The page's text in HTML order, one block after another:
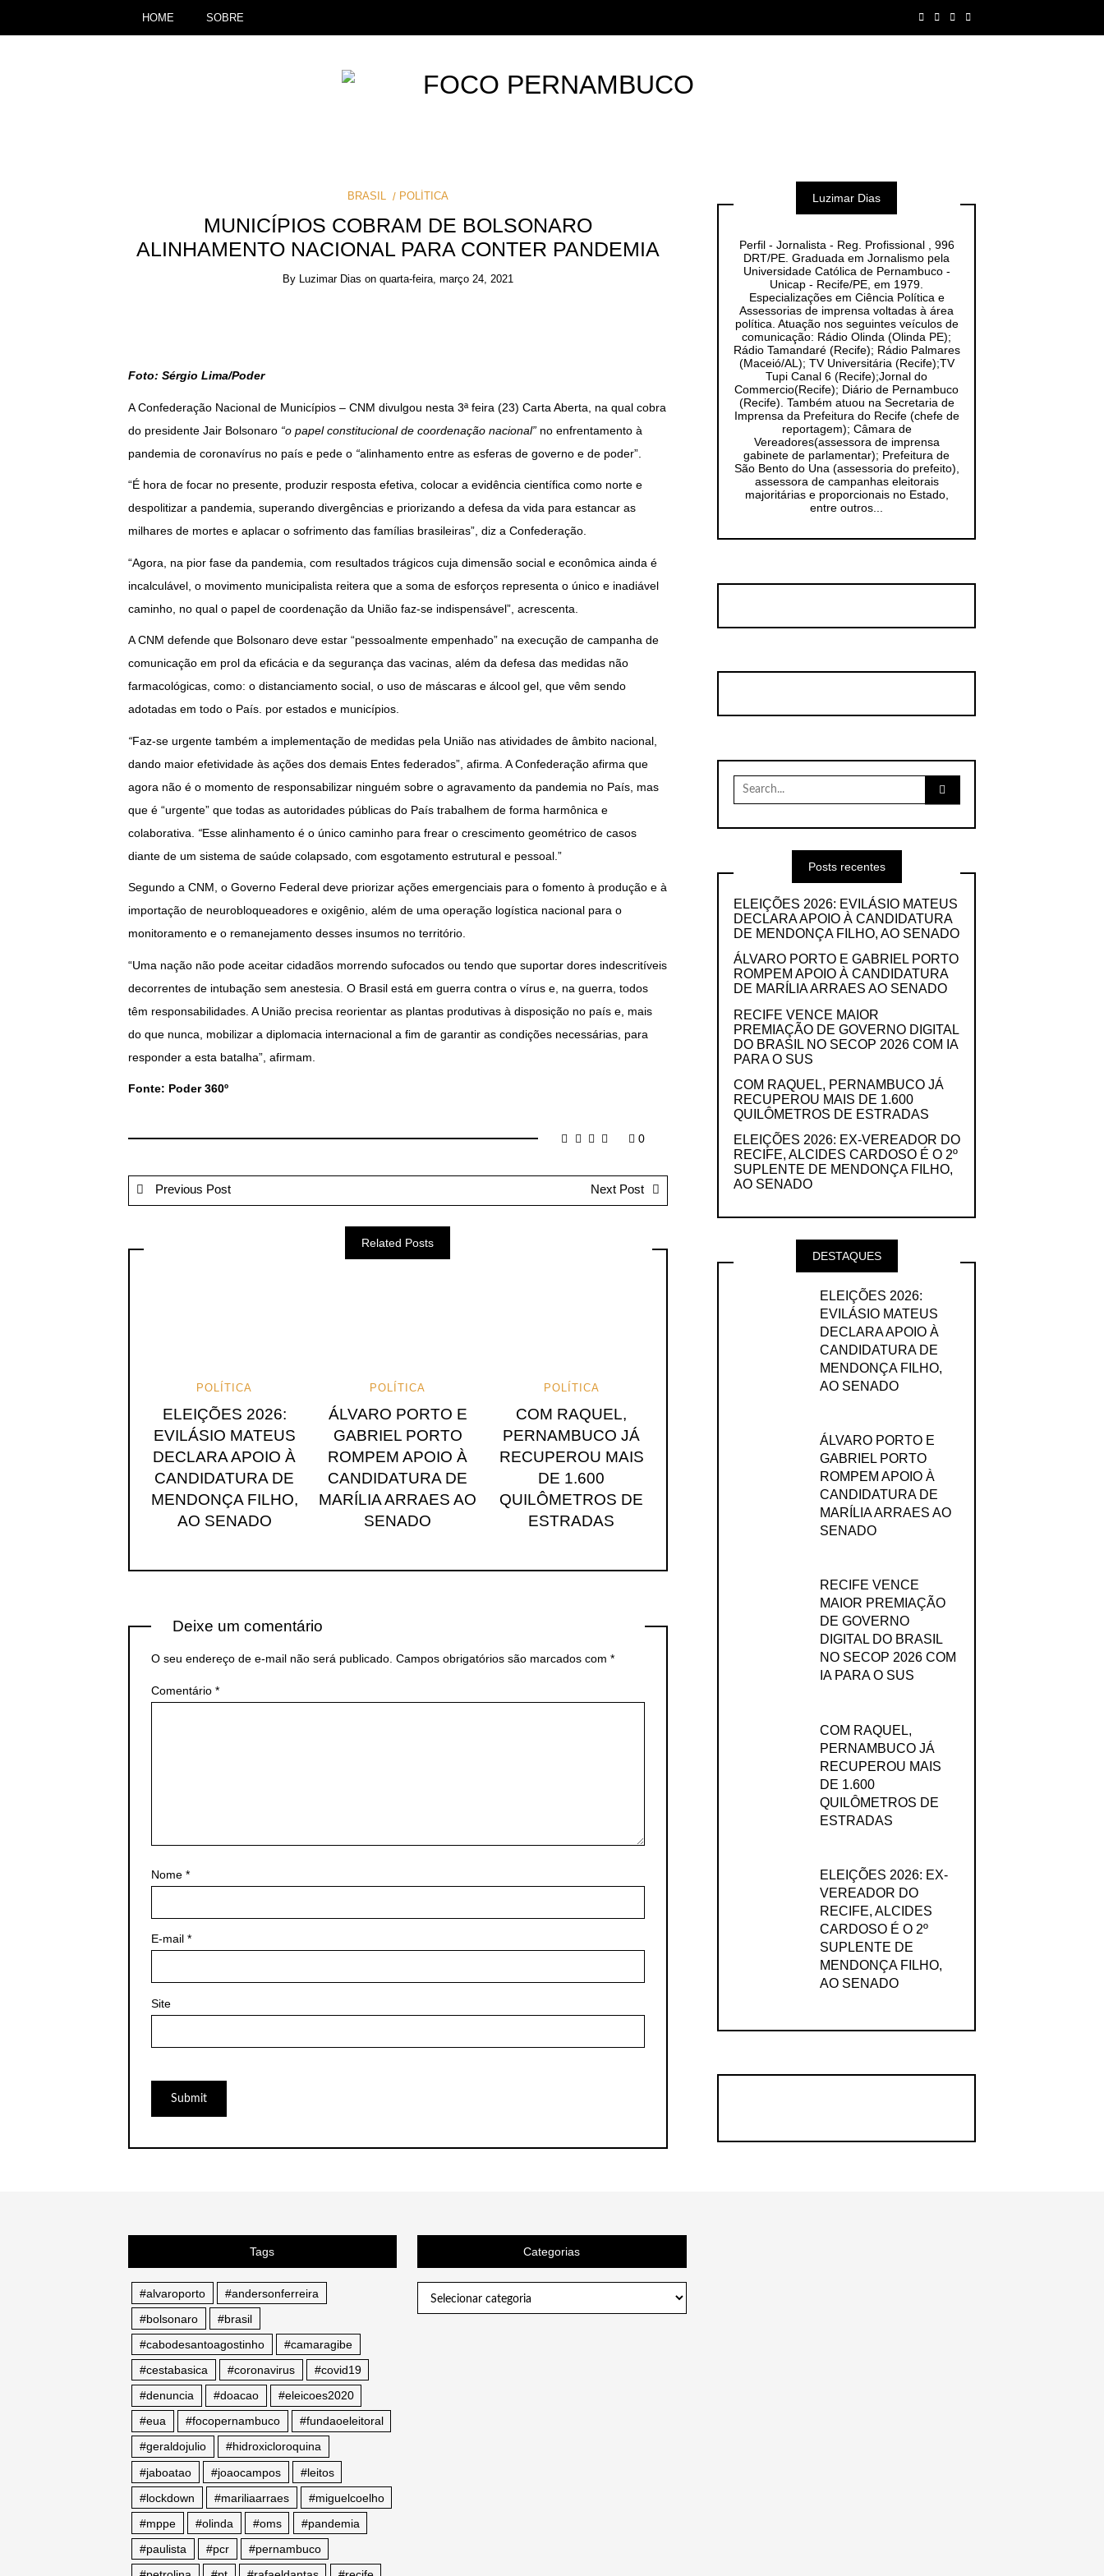
HOME SOBRE
BRASIL POLÍTICA
MUNICÍPIOS COBRAM DE BOLSONARO
ALINHAMENTO NACIONAL PARA CONTER PANDEMIA
By Luzimar Dias on quarta-feira, março 24, 2021
Foto: Sérgio Lima/Poder
A Confederação Nacional de Municípios – CNM divulgou nesta 3ª feira (23) Carta Aberta, na qual cobra
do presidente Jair Bolsonaro “o papel constitucional de coordenação nacional”no enfrentamento à
pandemia de coronavírus no país e pede o “alinhamento entre as esferas de governo e de poder”.
“É hora de focar no presente, produzir resposta efetiva, colocar a evidência científica como norte e
despolitizar a pandemia, superando divergências e priorizando a defesa da vida para estancar as
milhares de mortes e aplacar o sofrimento das famílias brasileiras”, diz a Confederação.
“Agora, na pior fase da pandemia, com resultados trágicos cuja dimensão social e econômica ainda é
incalculável, o movimento municipalista reitera que a soma de esforços representa o único e inadiável
caminho, no qual o papel de coordenação da União faz-se indispensável”, acrescenta.
A CNM defende que Bolsonaro deve estar “pessoalmente empenhado” na execução de campanha de
comunicação em prol da eficácia e da segurança das vacinas, além da defesa das medidas não
farmacológicas, como: o distanciamento social, o uso de máscaras e álcool gel, que vêm sendo
adotadas em todo o País. por estados e municípios.
“Faz-se urgente também a implementação de medidas pela União nas atividades de âmbito nacional,
dando maior efetividade às ações dos demais Entes federados”, afirma. A Confederação afirma que
agora não é o momento de responsabilizar ninguém sobre o agravamento da pandemia no País, mas
que é “urgente” que todas as autoridades públicas do País trabalhem de forma harmônica e
colaborativa. “Esse alinhamento é o único caminho para frear o crescimento geométrico de casos
diante de um sistema de saúde colapsado, com esgotamento estrutural e pessoal.”
Segundo a CNM, o Governo Federal deve priorizar ações emergenciais para o fomento à produção e à
importação de neurobloqueadores e oxigênio, além de uma operação logística nacional para o
monitoramento e o remanejamento desses insumos no território.
“Uma nação não pode aceitar cidadãos morrendo sufocados ou tendo que suportar dores indescritíveis
decorrentes de intubação sem anestesia. O Brasil está em guerra contra o vírus e, na guerra, todos
têm responsabilidades. A União precisa reorientar as plantas produtivas à disposição no país e, mais
do que nunca, mobilizar a diplomacia internacional a fim de garantir as condições necessárias, para
responder a esta batalha”, afirmam.
Fonte: Poder 360º
0
Previous Post Next Post
Related Posts
POLÍTICA
ELEIÇÕES 2026:
EVILÁSIO MATEUS
DECLARA APOIO À
CANDIDATURA DE
MENDONÇA FILHO,
AO SENADO
POLÍTICA
ÁLVARO PORTO E
GABRIEL PORTO
ROMPEM APOIO À
CANDIDATURA DE
MARÍLIA ARRAES AO
SENADO
POLÍTICA
COM RAQUEL,
PERNAMBUCO JÁ
RECUPEROU MAIS
DE 1.600
QUILÔMETROS DE
ESTRADAS
Deixe um comentário
O seu endereço de e-mail não será publicado. Campos obrigatórios são marcados com *
Comentário *
Nome *
E-mail *
Site
Luzimar Dias
Perfil - Jornalista - Reg. Profissional , 996
DRT/PE. Graduada em Jornalismo pela
Universidade Católica de Pernambuco -
Unicap - Recife/PE, em 1979.
Especializações em Ciência Política e
Assessorias de imprensa voltadas à área
política. Atuação nos seguintes veículos de
comunicação: Rádio Olinda (Olinda PE);
Rádio Tamandaré (Recife); Rádio Palmares
(Maceió/AL); TV Universitária (Recife);TV
Tupi Canal 6 (Recife);Jornal do
Commercio(Recife); Diário de Pernambuco
(Recife). Também atuou na Secretaria de
Imprensa da Prefeitura do Recife (chefe de
reportagem); Câmara de
Vereadores(assessora de imprensa
gabinete de parlamentar); Prefeitura de
São Bento do Una (assessoria do prefeito),
assessora de campanhas eleitorais
majoritárias e proporcionais no Estado,
entre outros...
Search
for:
Posts recentes
ELEIÇÕES 2026: EVILÁSIO MATEUS
DECLARA APOIO À CANDIDATURA
DE MENDONÇA FILHO, AO SENADO
ÁLVARO PORTO E GABRIEL PORTO
ROMPEM APOIO À CANDIDATURA
DE MARÍLIA ARRAES AO SENADO
RECIFE VENCE MAIOR
PREMIAÇÃO DE GOVERNO DIGITAL
DO BRASIL NO SECOP 2026 COM IA
PARA O SUS
COM RAQUEL, PERNAMBUCO JÁ
RECUPEROU MAIS DE 1.600
QUILÔMETROS DE ESTRADAS
ELEIÇÕES 2026: EX-VEREADOR DO
RECIFE, ALCIDES CARDOSO É O 2º
SUPLENTE DE MENDONÇA FILHO,
AO SENADO
DESTAQUES
ELEIÇÕES 2026:
EVILÁSIO MATEUS
DECLARA APOIO À
CANDIDATURA DE
MENDONÇA FILHO,
AO SENADO
ÁLVARO PORTO E
GABRIEL PORTO
ROMPEM APOIO À
CANDIDATURA DE
MARÍLIA ARRAES AO
SENADO
RECIFE VENCE
MAIOR PREMIAÇÃO
DE GOVERNO
DIGITAL DO BRASIL
NO SECOP 2026 COM
IA PARA O SUS
COM RAQUEL,
PERNAMBUCO JÁ
RECUPEROU MAIS
DE 1.600
QUILÔMETROS DE
ESTRADAS
ELEIÇÕES 2026: EX-
VEREADOR DO
RECIFE, ALCIDES
CARDOSO É O 2º
SUPLENTE DE
MENDONÇA FILHO,
AO SENADO
Tags
#alvaroporto
#andersonferreira
#bolsonaro
#brasil
#cabodesantoagostinho
#camaragibe
#cestabasica
#coronavirus
#covid19
#denuncia
#doacao
#eleicoes2020
#eua
#focopernambuco
#fundaoeleitoral
#geraldojulio
#hidroxicloroquina
#jaboatao
#joaocampos
#leitos
#lockdown
#mariliaarraes
#miguelcoelho
#mppe
#olinda #oms
#pandemia
#paulista
#pcr
#pernambuco
Categorias